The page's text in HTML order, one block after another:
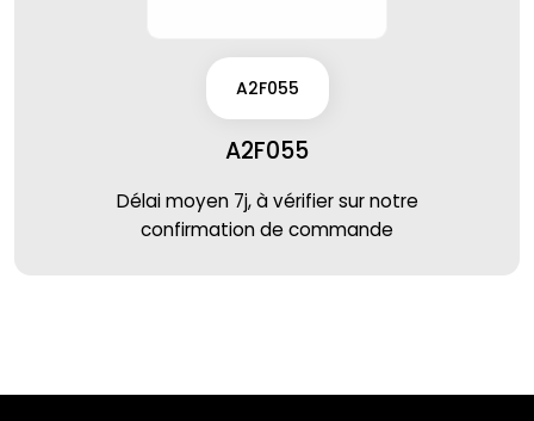
A2F055
A2F055
Délai moyen 7j, à vérifier sur notre
confirmation de commande